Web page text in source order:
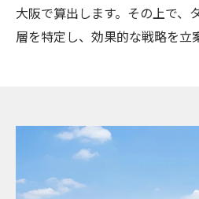
大阪で算出します。その上で、
層を特定し、効果的な戦略を立